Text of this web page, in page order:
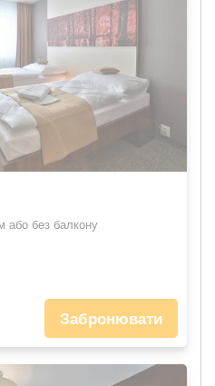
або без балкону
Забронювати